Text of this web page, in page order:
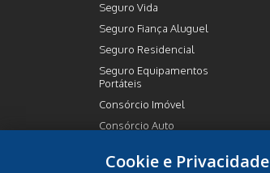
Seguro Vida
Seguro Fiança Aluguel
Seguro Residencial
Seguro Equipamentos
Portáteis
Consórcio Imóvel
Consórcio Auto
Cookie e Privacidade